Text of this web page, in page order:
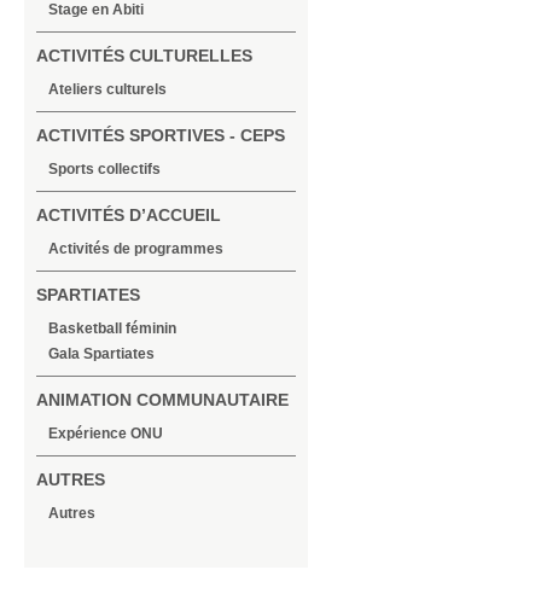
Stage en Abiti
ACTIVITÉS CULTURELLES
Ateliers culturels
ACTIVITÉS SPORTIVES - CEPS
Sports collectifs
ACTIVITÉS D’ACCUEIL
Activités de programmes
SPARTIATES
Basketball féminin
Gala Spartiates
ANIMATION COMMUNAUTAIRE
Expérience ONU
AUTRES
Autres